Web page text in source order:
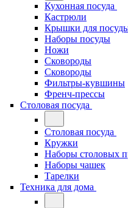
Кухонная посуда
Кастрюли
Крышки для
Наборы посуды
Ножи
Сковороды
Сковороды
Фильтры-кувшины
Френч-прессы
Столовая посуда
Столовая посуда
Кружки
Наборы столовых
Наборы чашек
Тарелки
Техника для дома